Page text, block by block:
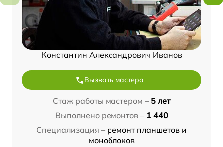
Константин Александрович Иванов
Вызвать мастера
Стаж работы мастером – 5 лет
Выполнено ремонтов – 1 440
Специализация – ремонт планшетов и
моноблоков